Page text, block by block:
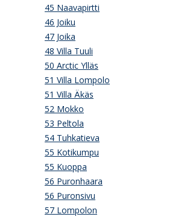
45 Naavapirtti
46 Joiku
47 Joika
48 Villa Tuuli
50 Arctic Ylläs
51 Villa Lompolo
51 Villa Äkäs
52 Mokko
53 Peltola
54 Tuhkatieva
55 Kotikumpu
55 Kuoppa
56 Puronhaara
56 Puronsivu
57 Lompolon